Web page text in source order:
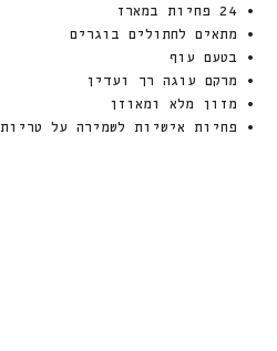
• 24 פחיות במארז
• מתאים לחתולים בוגרים
• בטעם עוף
• מרקם עוגה רך ועדין
• מזון מלא ומאוזן
• פחיות אישיות לשמירה על טריות